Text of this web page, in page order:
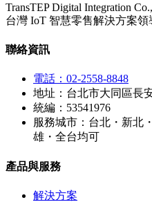
TransTEP Digital Integration
台灣 IoT 智慧零售解決方案領
聯絡資訊
電話：02-2558-8848
地址：台北市大同區長
統編：53541976
服務城市：台北・新北
雄・全台均可
產品與服務
解決方案